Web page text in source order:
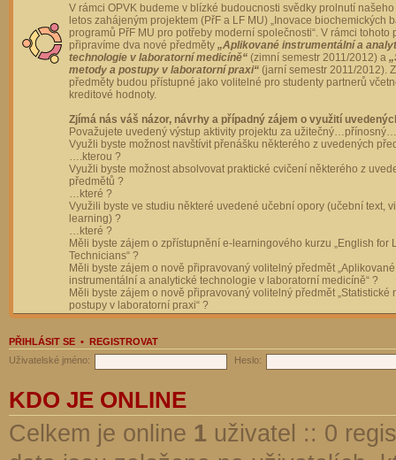
V rámci OPVK budeme v blízké budoucnosti svědky prolnutí
letos zahájeným projektem (PřF a LF MU) „Inovace biochemických
programů PřF MU pro potřeby moderní společnosti“. V rámci tohoto
připravíme dva nové předměty „Aplikované instrumentální a
technologie v laboratorní medicíně“ (zimní semestr 2011/2012) a
metody a postupy v laboratorní praxi“ (jarní semestr 2011/2012).
předměty budou přístupné jako volitelné pro studenty partnerů
kreditové hodnoty.
Zjímá nás váš názor, návrhy a případný zájem o využití
Považujete uvedený výstup aktivity projektu za
Využli byste možnost navštívit přenášku některého z uvedených
….kterou ?
Využli byste možnost absolvovat praktické cvičení některého z
předmětů ?
…které ?
Využili byste ve studiu některé uvedené učební opory (učební text,
learning) ?
…které ?
Měli byste zájem o zpřístupnění e-learningového kurzu „English for
Technicians“ ?
Měli byste zájem o nově připravovaný volitelný předmět „Aplikované
instrumentální a analytické technologie v laboratorní medicíně“ ?
Měli byste zájem o nově připravovaný volitelný předmět „Statistické
postupy v laboratorní praxi“ ?
PŘIHLÁSIT SE • REGISTROVAT
Uživatelské jméno:
Heslo:
KDO JE ONLINE
Celkem je online 1 uživatel :: 0